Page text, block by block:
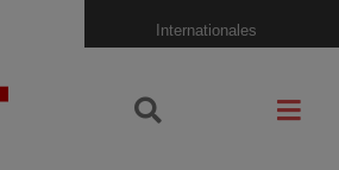
Internationales